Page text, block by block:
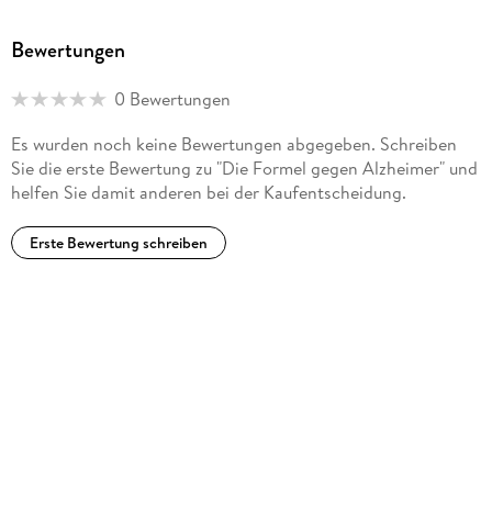
Bewertungen
0 Bewertungen
Es wurden noch keine Bewertungen abgegeben. Schreiben
Sie die erste Bewertung zu "Die Formel gegen Alzheimer" und
helfen Sie damit anderen bei der Kaufentscheidung.
Erste Bewertung schreiben